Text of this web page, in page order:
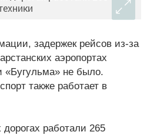
задержек рейсов из-за
аэропортах
«Бугульма» не было.
также работает в
работали 265